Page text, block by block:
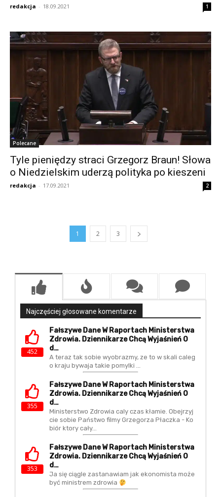
redakcja - 18.09.2021 1
Polecane
Tyle pieniędzy straci Grzegorz Braun! Słowa
o Niedzielskim uderzą polityka po kieszeni
redakcja - 17.09.2021 2
1 2 3
Najczęściej głosowane komentarze
452
Fałszywe Dane W Raportach Ministerstwa
Zdrowia. Dziennikarze Chcą Wyjaśnień O
D…
A teraz tak sobie wyobrazmy, ze to w skali caleg
o kraju bywaja takie pomylki ...
355
Fałszywe Dane W Raportach Ministerstwa
Zdrowia. Dziennikarze Chcą Wyjaśnień O
D…
Ministerstwo Zdrowia caly czas kłamie. Obejrzyj
cie sobie Państwo filmy Grzegorza Płaczka - Ko
biór ktory cały…
353
Fałszywe Dane W Raportach Ministerstwa
Zdrowia. Dziennikarze Chcą Wyjaśnień O
D…
Ja się ciągle zastanawiam jak ekonomista może
być ministrem zdrowia